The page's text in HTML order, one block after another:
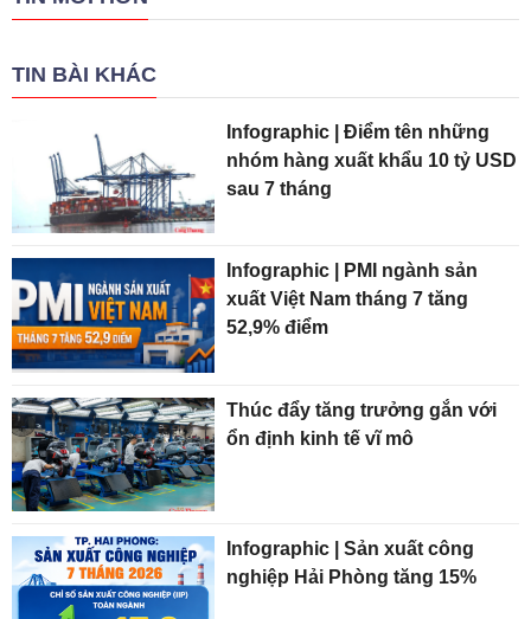
TIN BÀI KHÁC
Infographic | Điểm tên những
nhóm hàng xuất khẩu 10 tỷ USD
sau 7 tháng
Infographic | PMI ngành sản
xuất Việt Nam tháng 7 tăng
52,9% điểm
Thúc đẩy tăng trưởng gắn với
ổn định kinh tế vĩ mô
Infographic | Sản xuất công
nghiệp Hải Phòng tăng 15%